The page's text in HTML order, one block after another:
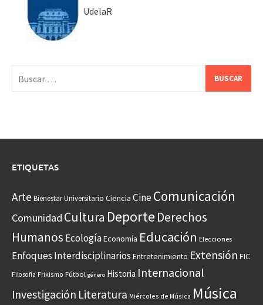
UdelaR
ETIQUETAS
Arte Bienestar Universitario Ciencia CineComunicación
Comunidad Cultura Deporte Derechos
Humanos EcologíaEconomía Educación Elecciones
Enfoques Interdisciplinarios Entretenimiento Extensión FIC
Filosofía Frikismo Fútbol género Historia Internacional
Investigación Literatura Miércoles de Música Música